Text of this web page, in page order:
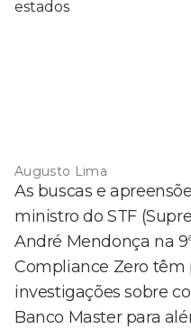
Augusto Lima
As buscas e
ministro do STF
André Mendonça na
Compliance Zero têm
investigações sobre
Banco Master para